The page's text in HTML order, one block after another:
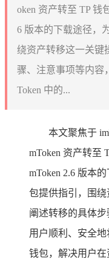
oken 资产转至 TP 钱
6 版本的下载途径，
绕资产转移这一关键
骤、注意事项等内容
Token 中的...
本文聚焦于
mToken 资产转至
mToken 2.6 版本
包提供指引，围
阐述转移的具体
用户顺利、安全地
钱包，解决用户